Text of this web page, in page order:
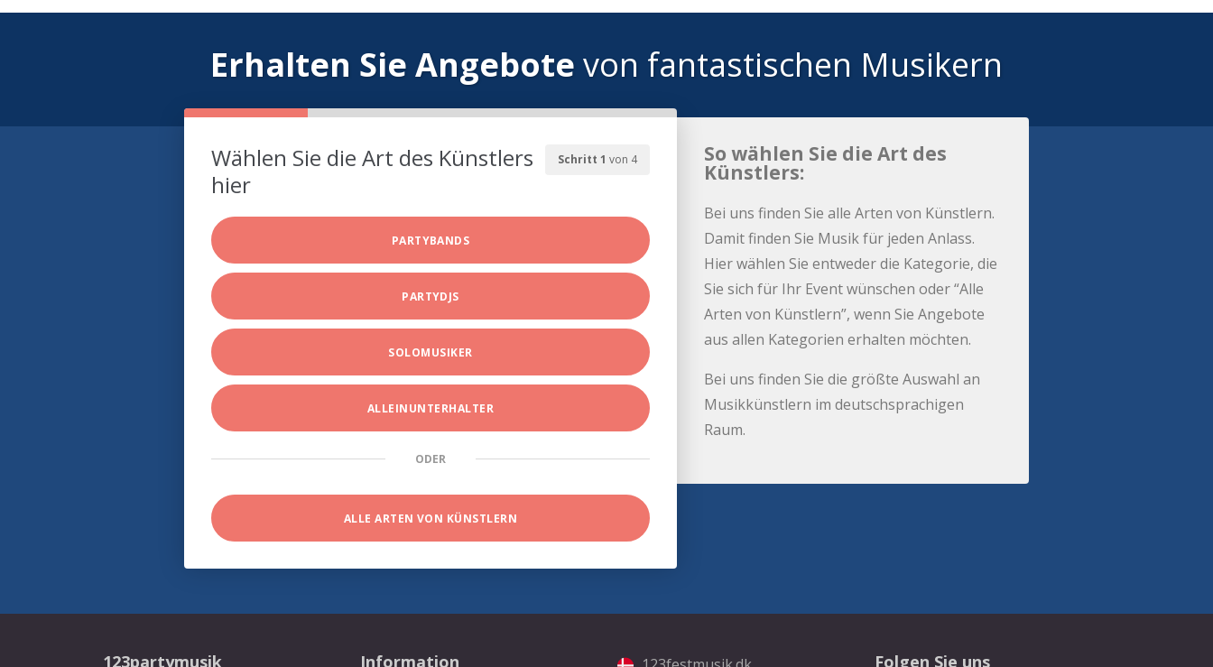
Erhalten Sie Angebote von fantastischen Musikern
Schritt 1 von 4
Wählen Sie die Art des Künstlers
hier
PARTYBANDS
PARTYDJS
SOLOMUSIKER
ALLEINUNTERHALTER
ODER
ALLE ARTEN VON KÜNSTLERN
So wählen Sie die Art des
Künstlers:
Bei uns finden Sie alle Arten von Künstlern.
Damit finden Sie Musik für jeden Anlass.
Hier wählen Sie entweder die Kategorie, die
Sie sich für Ihr Event wünschen oder “Alle
Arten von Künstlern”, wenn Sie Angebote
aus allen Kategorien erhalten möchten.
Bei uns finden Sie die größte Auswahl an
Musikkünstlern im deutschsprachigen
Raum.
123partymusik Information Folgen Sie uns